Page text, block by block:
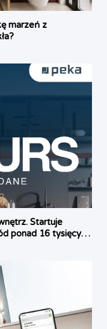
marzeń z
Startuje
ponad 16 tysięcy